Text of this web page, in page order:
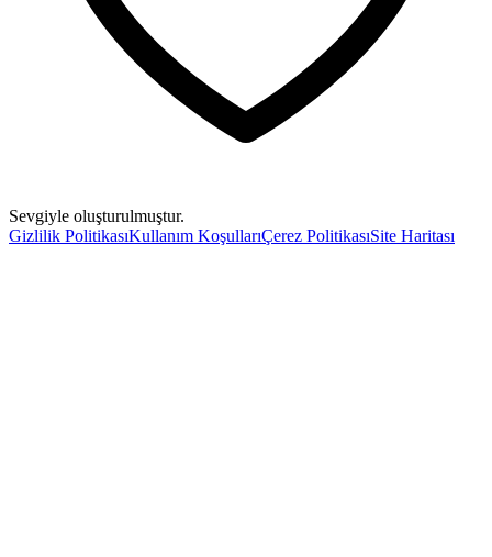
Sevgiyle oluşturulmuştur.
Gizlilik PolitikasıKullanım KoşullarıÇerez PolitikasıSite Haritası